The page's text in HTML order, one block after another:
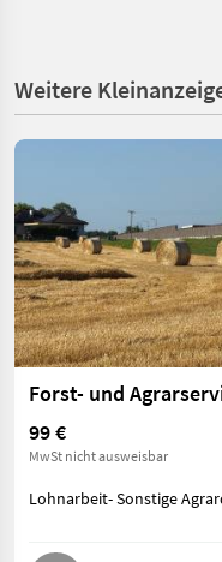
Weitere
Forst- und
99 €
MwSt nicht ausweisbar
Lohnarbeit- Sonstige